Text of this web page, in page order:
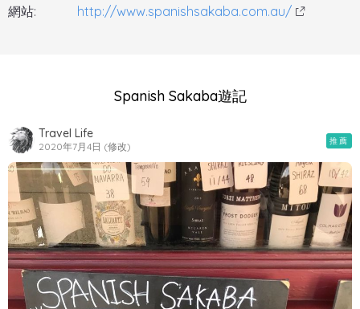
網站: http://www.spanishsakaba.com.au/
Spanish Sakaba遊記
Travel Life
2020年7月4日 (修改) 推薦